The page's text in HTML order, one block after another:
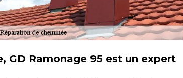
GD Ramonage 95 est un expert